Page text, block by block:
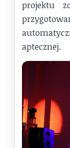
projektu
aptecznej.